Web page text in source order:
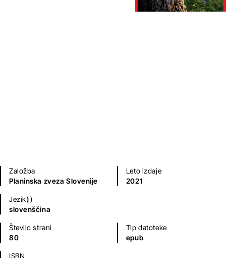
Založba
Planinska zveza Slovenije
Leto izdaje
2021
Jezik(i)
slovenščina
Število strani
80
Tip datoteke
epub
ISBN